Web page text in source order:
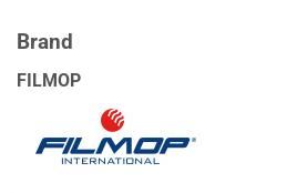
Brand
FILMOP